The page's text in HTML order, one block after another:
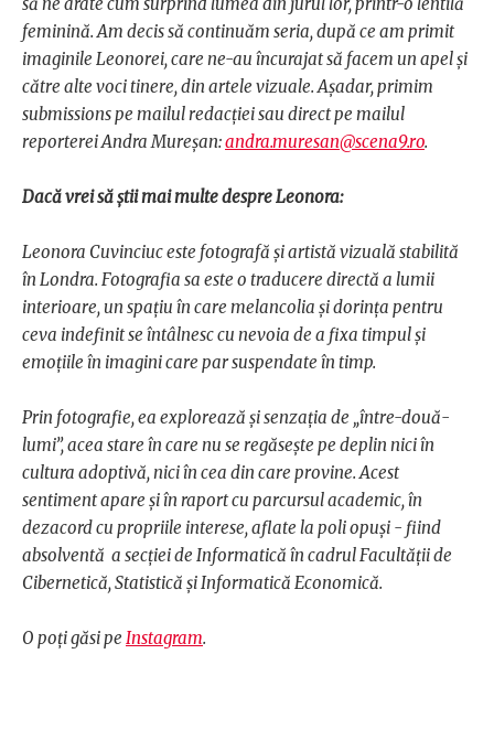
feminină. Am decis să continuăm seria, după ce am primit
imaginile Leonorei, care ne-au încurajat să facem un apel și
către alte voci tinere, din artele vizuale. Așadar, primim
submissions pe mailul redacției sau direct pe mailul
reporterei Andra Mureșan:andra.muresan@scena9.ro.
Dacă vrei să știi mai multe despre Leonora:
Leonora Cuvinciuc este fotografă și artistă vizuală stabilită
în Londra. Fotografia sa este o traducere directă a lumii
interioare, un spațiu în care melancolia și dorința pentru
ceva indefinit se întâlnesc cu nevoia de a fixa timpul și
emoțiile în imagini care par suspendate în timp.
Prin fotografie, ea explorează și senzația de „între-două-
lumi”, acea stare în care nu se regăsește pe deplin nici în
cultura adoptivă, nici în cea din care provine. Acest
sentiment apare și în raport cu parcursul academic, în
dezacord cu propriile interese, aflate la poli opuși - fiind
absolventă a secției de Informatică în cadrul Facultății de
Cibernetică, Statistică și Informatică Economică.
O poți găsi pe Instagram.